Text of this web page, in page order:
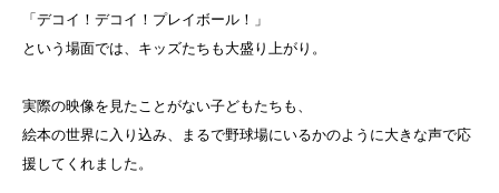
「デコイ！デコイ！プレイボール！」
という場面では、キッズたちも大盛り上がり。
実際の映像を見たことがない子どもたちも、
絵本の世界に入り込み、まるで野球場にいるかのように大きな声で応
援してくれました。